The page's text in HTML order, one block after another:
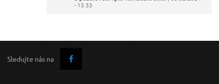
- 15:33
Sledujte nás na